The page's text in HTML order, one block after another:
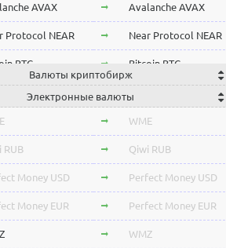
AVAX Avalanche AVAX
Protocol NEAR Near Protocol NEAR
BTC Bitcoin BTC
LUNA
ADA Cardano ADA
OMG OmiseGo OMG
XVG Verge XVG
BTT BitTorrent BTT
Lumens XLM Stellar Lumens XLM
Валюты криптобирж
Электронные валюты
WME
RUB Qiwi RUB
Money USD Perfect Money USD
Money EUR Perfect Money EUR
WMZ